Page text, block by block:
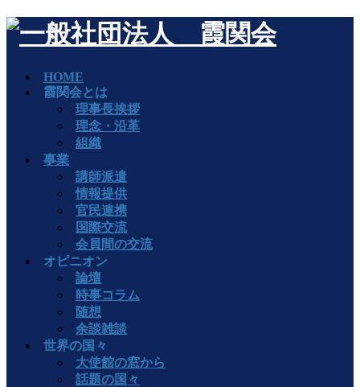
HOME
霞関会とは
理事長挨拶
理念・沿革
組織
事業
講師派遣
情報提供
官民連携
国際交流
会員間の交流
オピニオン
論壇
時事コラム
随想
余談雑談
世界の国々
大使館の窓から
話題の国々